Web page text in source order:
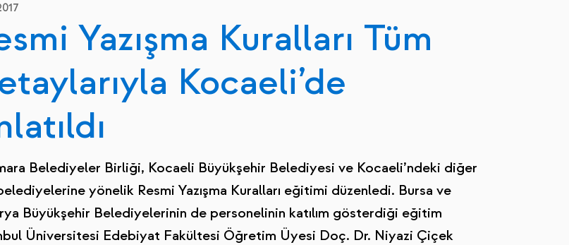
Yazışma Kuralları Tüm
Kocaeli’de
Belediyeler Birliği, Kocaeli Büyükşehir Belediyesi ve Kocaeli’ndeki diğer
yönelik Resmi Yazışma Kuralları eğitimi düzenledi. Bursa ve
Büyükşehir Belediyelerinin de personelinin katılım gösterdiği eğitim
Üniversitesi Edebiyat Fakültesi Öğretim Üyesi Doç. Dr. Niyazi Çiçek